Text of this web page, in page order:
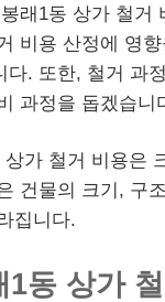
래1동 상가 철거
비용 산정에 영
다. 또한, 철거 과
과정을 돕겠습니
상가 철거 비용은
건물의 크기, 구
집니다.
1동 상가